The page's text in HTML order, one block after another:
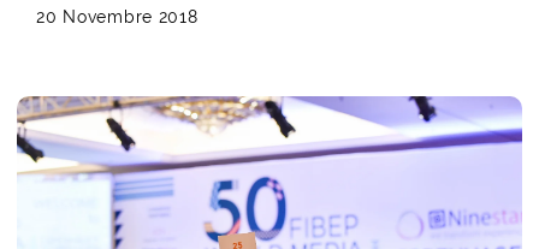
20 Novembre 2018